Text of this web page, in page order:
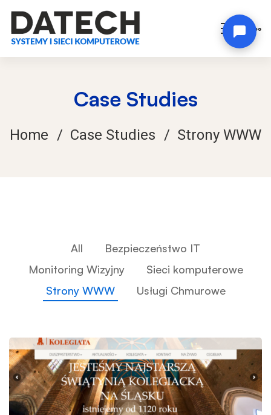
Case Studies
Home Case Studies Strony WWW
All
Bezpieczeństwo IT
Monitoring Wizyjny
Sieci komputerowe
Strony WWW
Usługi Chmurowe